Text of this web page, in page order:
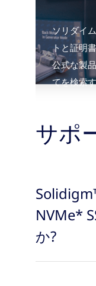
ソリダイ
トと証明
公式な製
てを検索
サポ
NVMe*
か?